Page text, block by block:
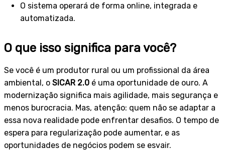
O sistema operará de forma online, integrada e
automatizada.
O que isso significa para você?
Se você é um produtor rural ou um profissional da área
ambiental, o SICAR 2.0 é uma oportunidade de ouro. A
modernização significa mais agilidade, mais segurança e
menos burocracia. Mas, atenção: quem não se adaptar a
essa nova realidade pode enfrentar desafios. O tempo de
espera para regularização pode aumentar, e as
oportunidades de negócios podem se esvair.